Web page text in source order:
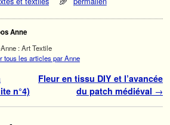
Anne
: Art Textile
tous les articles par Anne
n°4)
Fleur en tissu DIY et l’avancée
du patch médiéval →